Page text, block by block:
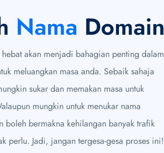
Nama Domain
akan menjadi bahagian penting dalam
meluangkan masa anda. Sebaik sahaja
sukar dan memakan masa untuk
mungkin untuk menukar nama
bermakna kehilangan banyak trafik
perlu. Jadi, jangan tergesa-gesa proses ini!